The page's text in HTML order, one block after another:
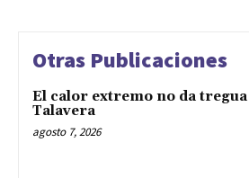
Otras Publicaciones
El calor extremo no da
Talavera
agosto 7, 2026